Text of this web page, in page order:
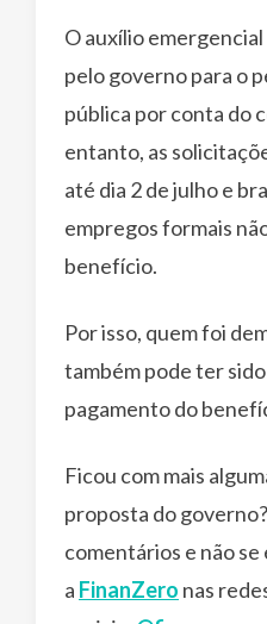
O auxílio
pelo governo para o
pública por conta do
entanto, as
até dia 2 de julho e
empregos formais
benefício.
Por isso, quem foi
também pode ter
pagamento do
Ficou com mais
proposta do
comentários e não
a FinanZero nas